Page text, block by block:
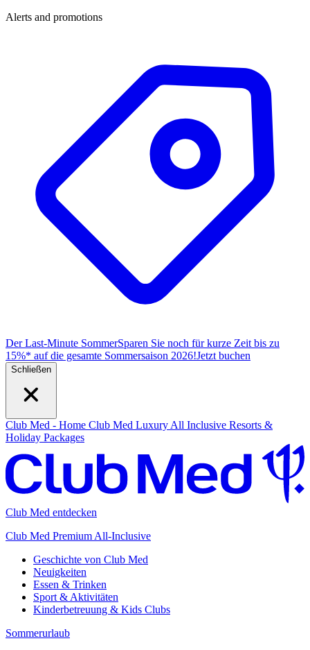
Alerts and promotions
Der Last-Minute SommerSparen Sie noch für kurze Zeit bis zu
15%* auf die gesamte Sommersaison 2026!Jetzt buchen
Schließen
Club Med - Home Club Med Luxury All Inclusive Resorts &
Holiday Packages
Club Med entdecken
Club Med Premium All-Inclusive
Geschichte von Club Med
Neuigkeiten
Essen & Trinken
Sport & Aktivitäten
Kinderbetreuung & Kids Clubs
Sommerurlaub